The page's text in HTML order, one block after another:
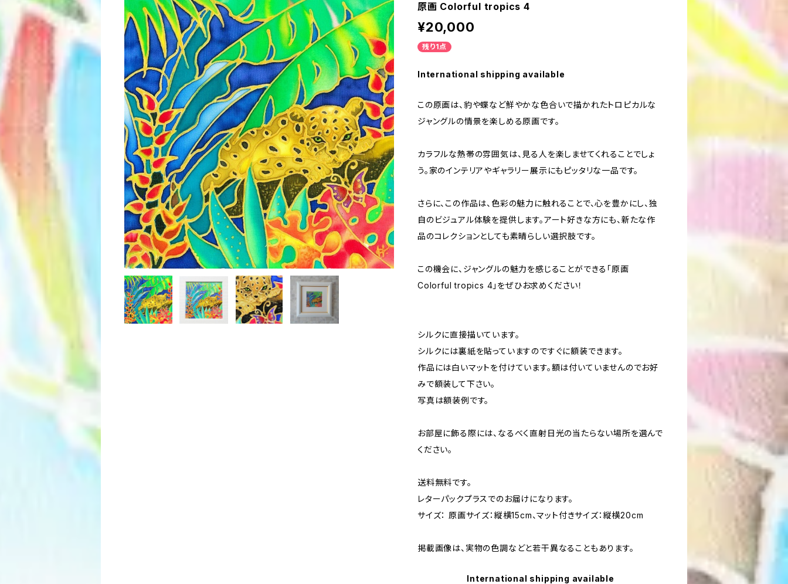
原画 Colorful tropics 4
¥20,000
残り1点
International shipping available
この原画は、豹や蝶など鮮やかな色合いで描かれたトロピカルな
ジャングルの情景を楽しめる原画です。
カラフルな熱帯の雰囲気は、見る人を楽しませてくれることでしょ
う。家のインテリアやギャラリー展示にもピッタリな一品です。
さらに、この作品は、色彩の魅力に触れることで、心を豊かにし、独
自のビジュアル体験を提供します。アート好きな方にも、新たな作
品のコレクションとしても素晴らしい選択肢です。
この機会に、ジャングルの魅力を感じることができる「原画
Colorful tropics 4」をぜひお求めください！
シルクに直接描いています。
シルクには裏紙を貼っていますのですぐに額装できます。
作品には白いマットを付けています。額は付いていませんのでお好
みで額装して下さい。
写真は額装例です。
お部屋に飾る際には、なるべく直射日光の当たらない場所を選んで
ください。
送料無料です。
レターパックプラスでのお届けになります。
サイズ： 原画サイズ：縦横15cm、マット付きサイズ：縦横20cm
掲載画像は、実物の色調などと若干異なることもあります。
International shipping available